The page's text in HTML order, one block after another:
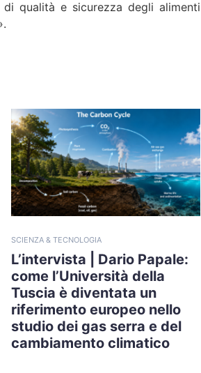
qualità e sicurezza degli alimenti
SCIENZA & TECNOLOGIA
L’intervista | Dario Papale:
come l’Università della
Tuscia è diventata un
riferimento europeo nello
studio dei gas serra e del
cambiamento climatico